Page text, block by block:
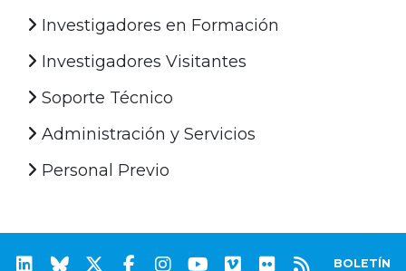
Investigadores en Formación
Investigadores Visitantes
Soporte Técnico
Administración y Servicios
Personal Previo
BOLETÍN